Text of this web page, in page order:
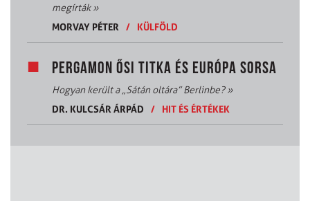
megírták»
MORVAY PÉTER / KÜLFÖLD
PERGAMON ŐSI TITKA ÉS EURÓPA SORSA
Hogyan került a „Sátán oltára” Berlinbe?»
DR. KULCSÁR ÁRPÁD
/ HIT ÉS ÉRTÉKEK